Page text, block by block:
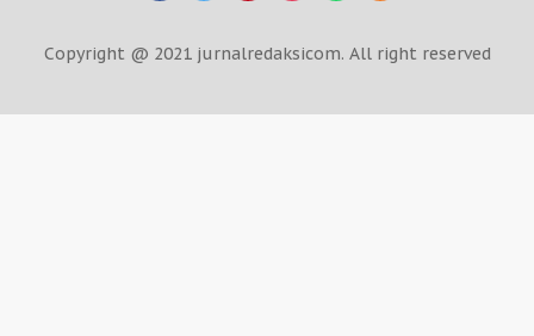
Copyright @ 2021 jurnalredaksicom. All right reserved